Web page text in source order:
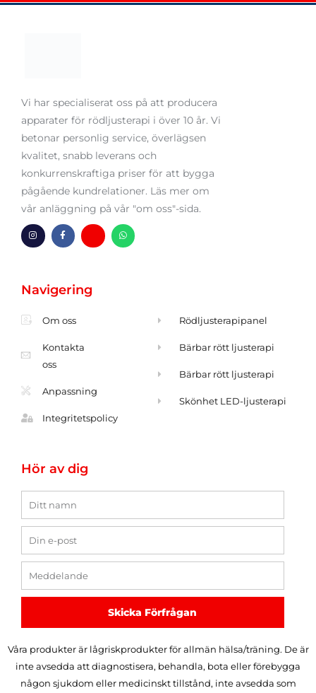
Vi har specialiserat oss på att producera
apparater för rödljusterapi i över 10 år. Vi
betonar personlig service, överlägsen
kvalitet, snabb leverans och
konkurrenskraftiga priser för att bygga
pågående kundrelationer. Läs mer om
vår anläggning på vår "om oss"-sida.
I
n
r
a
F
a
o
k
m
W
h
Navigering
Om oss
Kontakta
oss
Anpassning
Integritetspolicy
Rödljusterapipanel
Bärbar rött ljusterapi
Bärbar rött ljusterapi
Skönhet LED-ljusterapi
Hör av dig
Namn
post
Meddelande
Skicka Förfrågan
Våra produkter är lågriskprodukter för allmän hälsa/träning. De är
inte avsedda att diagnostisera, behandla, bota eller förebygga
någon sjukdom eller medicinskt tillstånd, inte avsedda som